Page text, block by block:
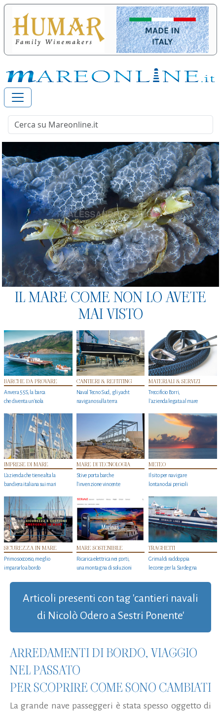
IL MARE COME NON LO AVETE
MAI VISTO
BARCHE DA PROVARE
Anvera 55S, la barca
che diventa un'isola
CANTIERI & REFITTING
Naval Tecno Sud, gli yacht
navigano sulla terra
MATERIALI & SERVIZI
Treccificio Borri,
l'azienda legata al mare
IMPRESE DI MARE
L'azienda che tiene alta la
bandiera italiana sui mari
MARE DI TECNOLOGIA
Stive porta barche
l'invenzione vincente
METEO
Il sito per navigare
lontano dai pericoli
SICUREZZA IN MARE
Primo soccorso, meglio
impararlo a bordo
MARE SOSTENIBILE
Ricarica elettrica nei porti,
una montagna di soluzioni
TRAGHETTI
Grimaldi raddoppia
le corse per la Sardegna
Articoli presenti con tag 'cantieri navali
di Nicolò Odero a Sestri Ponente'
ARREDAMENTI DI BORDO, VIAGGIO
NEL PASSATO
PER SCOPRIRE COME SONO CAMBIATI
La grande nave passeggeri è stata spesso oggetto di